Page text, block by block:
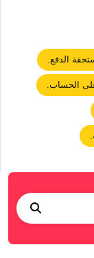
الدفع.
الحساب.